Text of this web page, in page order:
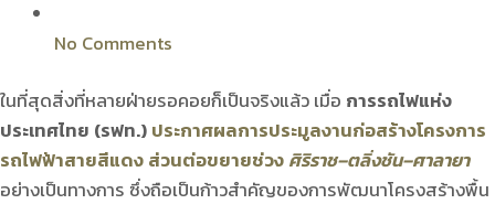
No Comments
ในที่สุดสิ่งที่หลายฝ่ายรอคอยก็เป็นจริงแล้ว เมื่อ การรถไฟแห่ง
ประเทศไทย (รฟท.) ประกาศผลการประมูลงานก่อสร้างโครงการ
รถไฟฟ้าสายสีแดง ส่วนต่อขยายช่วง ศิริราช–ตลิ่งชัน–ศาลายา
อย่างเป็นทางการ ซึ่งถือเป็นก้าวสำคัญของการพัฒนาโครงสร้างพื้น